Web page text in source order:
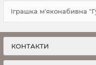
Іграшка м'яконабивна
КОНТАКТИ